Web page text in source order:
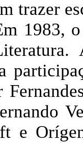
trazer
1983,
e